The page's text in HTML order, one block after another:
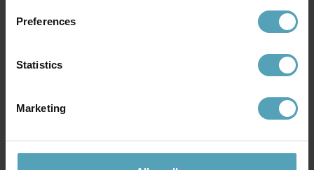
Preferences
Statistics
Marketing
Goosy Soft Ø50 taklampa
Extravaganza Chimp Ø18
Rek. 599 kr